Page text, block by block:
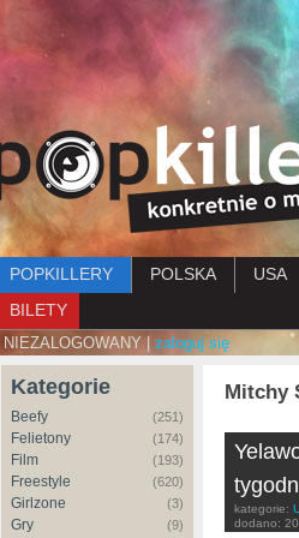
Menu główne
POPKILLERY POLSKA USA
BILETY
NIEZALOGOWANY | zaloguj się
Kategorie
Beefy (251)
Felietony (174)
Film (193)
Freestyle (620)
Girlzone (3)
Gry (9)
Mitchy
kategorie:
dodano: